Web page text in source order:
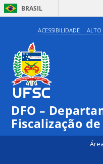
BRASIL
ACESSIBILIDADE ALTO
DFO –
Fiscalização